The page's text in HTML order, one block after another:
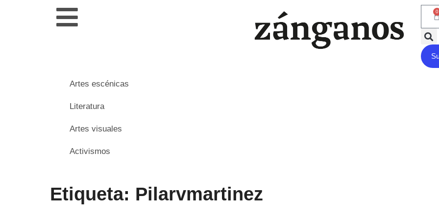
0
Artes escénicas
Literatura
Artes visuales
Activismos
Etiqueta: Pilarvmartinez